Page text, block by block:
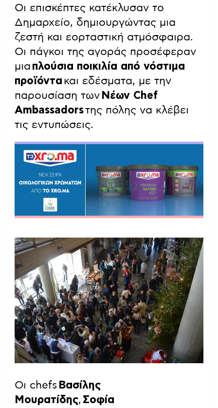
Οι επισκέπτες κατέκλυσαν το
Δημαρχείο, δημιουργώντας μια
ζεστή και εορταστική ατμόσφαιρα.
Οι πάγκοι της αγοράς προσέφεραν
μια πλούσια ποικιλία από νόστιμα
προϊόντα και εδέσματα, με την
παρουσίαση των Νέων Chef
Ambassadorsτης πόλης να κλέβει
τις εντυπώσεις.
Οι chefs Βασίλης
Μουρατίδης, Σοφία